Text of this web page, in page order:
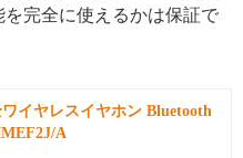
完全に使えるかは保証で
イヤレスイヤホン Bluetooth
A